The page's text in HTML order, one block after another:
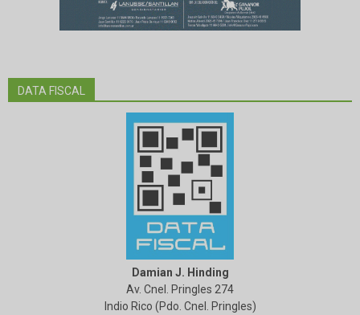
DATA FISCAL
Damian J. Hinding
Av. Cnel. Pringles 274
Indio Rico (Pdo. Cnel. Pringles)